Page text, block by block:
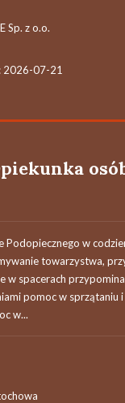
Sp. z o.o.
2026-07-21
Podopiecznego w
towarzystwa,
w spacerach
pomoc w sprzątaniu
w...